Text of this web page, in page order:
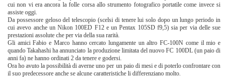
cui non vi era ancora la folle corsa allo strumento fotografico portatile come invece si
assiste oggi.
Da possessore geloso del telescopio (scelsi di tenere lui solo dopo un lungo periodo in
cui avevo anche un Nikon 100ED F12 e un Pentax 105SD f9,5) sia per via delle sue
prestazioni assolute che per via della sua rarità.
Gli amici Fabio e Marco hanno cercato lungamente un altro FC-100N come il mio e
quando Takahashi ha annunciato la produzione limitata del nuovo FC 100DL (un paio di
anni fa) ne hanno ordinati 2 da tenere e godersi.
Ora ho avuto la possibilità di averne uno per un paio di mesi e di poterlo confrontare con
il suo predecessore anche se alcune caratteristiche li differenziano molto.